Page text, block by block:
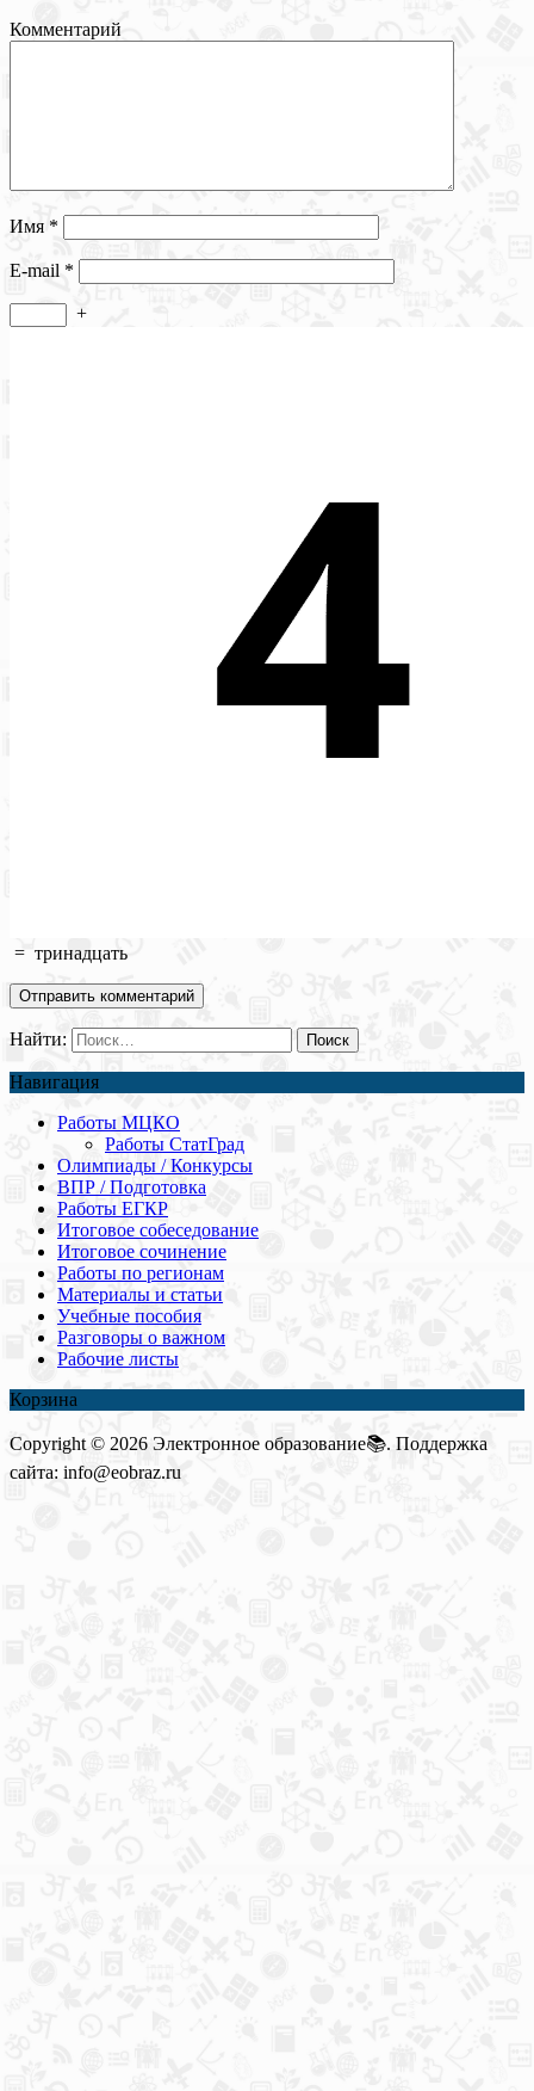
Комментарий
Имя *
E-mail *
+
= тринадцать
Найти:
Навигация
Работы МЦКО
Работы СтатГрад
Олимпиады / Конкурсы
ВПР / Подготовка
Работы ЕГКР
Итоговое собеседование
Итоговое сочинение
Работы по регионам
Материалы и статьи
Учебные пособия
Разговоры о важном
Рабочие листы
Корзина
Copyright © 2026 Электронное образование📚. Поддержка
сайта: info@eobraz.ru